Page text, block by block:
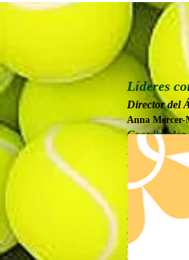
Líderes
Director del
Anna
Coordinador
LeeAnn
Correo
Teléfono:
Vínculos
Parques y
Parques y
Parques y
Departamento